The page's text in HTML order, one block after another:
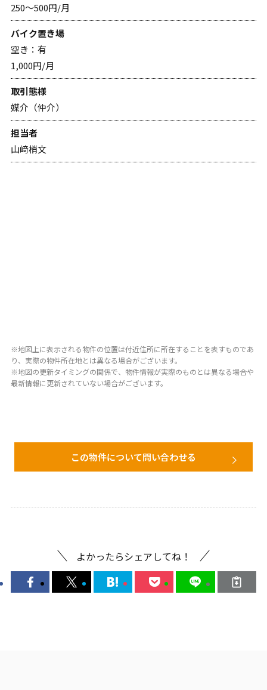
250～500円/月
バイク置き場
空き：有
1,000円/月
取引態様
媒介（仲介）
担当者
山﨑梢文
※地図上に表示される物件の位置は付近住所に所在することを表すものであ
り、実際の物件所在地とは異なる場合がございます。
※地図の更新タイミングの関係で、物件情報が実際のものとは異なる場合や
最新情報に更新されていない場合がございます。
この物件について問い合わせる
よかったらシェアしてね！